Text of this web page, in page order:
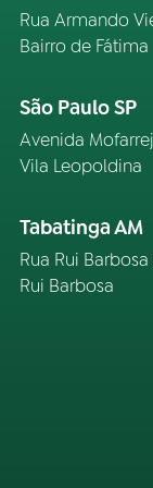
Rua Armando
Bairro de Fátima
São Paulo SP
Avenida
Vila Leopoldina
Tabatinga AM
Rua Rui Barbosa
Rui Barbosa